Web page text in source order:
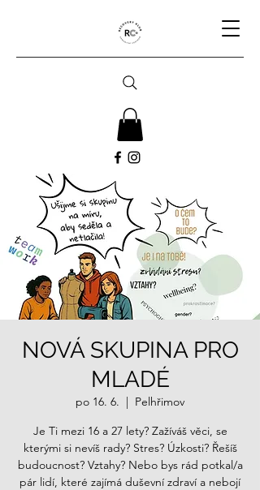
NOVÁ SKUPINA PRO
MLADÉ
po 16. 6.
  |
Pelhřimov
Je Ti mezi 16 a 27 lety? Zažíváš věci, se
kterými si nevíš rady? Stres? Úzkosti? Řešíš
budoucnost? Vztahy? Nebo bys rád potkal/a
pár lidí, které zajímá duševní zdraví a nebojí